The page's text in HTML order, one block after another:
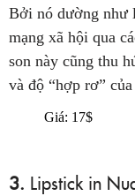
Bởi nó dường như
mạng xã hội qua
son này cũng thu
và độ “hợp rơ”
Giá: 17$
3. Lipstick in